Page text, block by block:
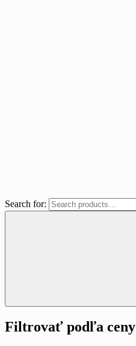
Search for:
Filtrovať podľa ceny